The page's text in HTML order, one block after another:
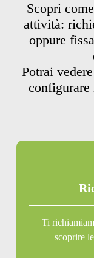
Scopri
attività:
oppure
Potrai
configurare
Ti
scoprire